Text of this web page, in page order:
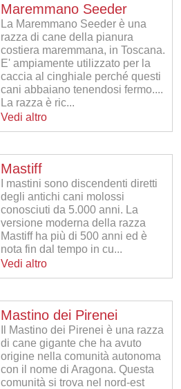
Maremmano Seeder
La Maremmano Seeder è una
razza di cane della pianura
costiera maremmana, in Toscana.
E' ampiamente utilizzato per la
caccia al cinghiale perché questi
cani abbaiano tenendosi fermo....
La razza è ric...
Vedi altro
Mastiff
I mastini sono discendenti diretti
degli antichi cani molossi
conosciuti da 5.000 anni. La
versione moderna della razza
Mastiff ha più di 500 anni ed è
nota fin dal tempo in cu...
Vedi altro
Mastino dei Pirenei
Il Mastino dei Pirenei è una razza
di cane gigante che ha avuto
origine nella comunità autonoma
con il nome di Aragona. Questa
comunità si trova nel nord-est